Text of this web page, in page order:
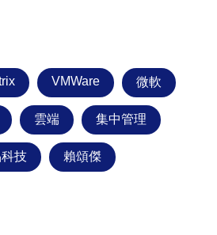
VMWare 微軟
雲端 集中管理
技 賴頌傑